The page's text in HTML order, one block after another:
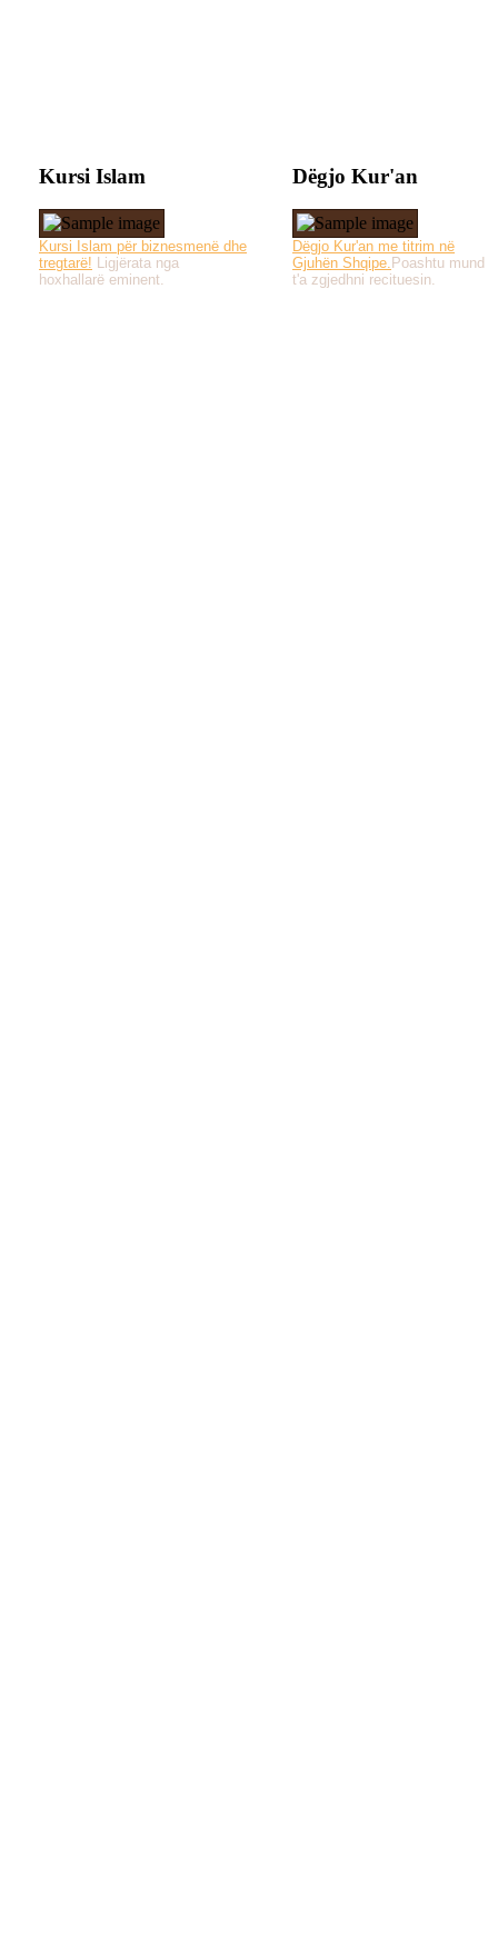
Kursi Islam
Kursi Islam për biznesmenë dhe
tregtarë! Ligjërata nga
hoxhallarë eminent.
Dëgjo Kur'an
Dëgjo Kur'an me titrim në
Gjuhën Shqipe. Poashtu mund
t'a zgjedhni recituesin.